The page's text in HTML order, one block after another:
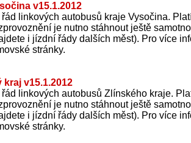
v15.1.2012
linkových autobusů kraje Vysočina.
je nutno stáhnout ještě
i jízdní řády dalších měst). Pro více
stránky.
kraj v15.1.2012
linkových autobusů Zlínského kraje.
je nutno stáhnout ještě
i jízdní řády dalších měst). Pro více
stránky.